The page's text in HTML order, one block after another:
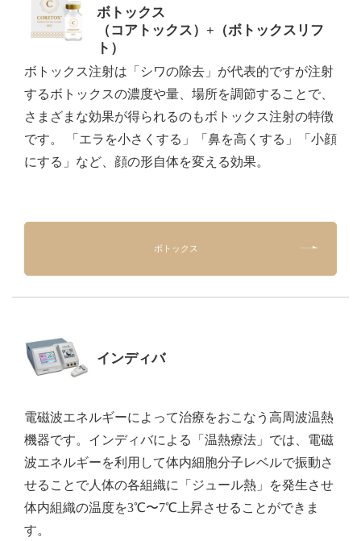
ボトックス
（コアトックス）+（ボトックスリフ
ト）
ボトックス注射は「シワの除去」が代表的ですが注射
するボトックスの濃度や量、場所を調節することで、
さまざまな効果が得られるのもボトックス注射の特徴
です。 「エラを小さくする」「鼻を高くする」「小顔
にする」など、顔の形自体を変える効果。
ボトックス
インディバ
電磁波エネルギーによって治療をおこなう高周波温熱
機器です。インディバによる「温熱療法」では、電磁
波エネルギーを利用して体内細胞分子レベルで振動さ
せることで人体の各組織に「ジュール熱」を発生させ
体内組織の温度を3℃〜7℃上昇させることができま
す。